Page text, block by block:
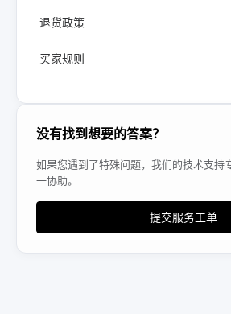
退货政策
买家规则
没有找到想要的答案？
如果您遇到了特殊问题，我们的技术支持
一协助。
提交服务工单